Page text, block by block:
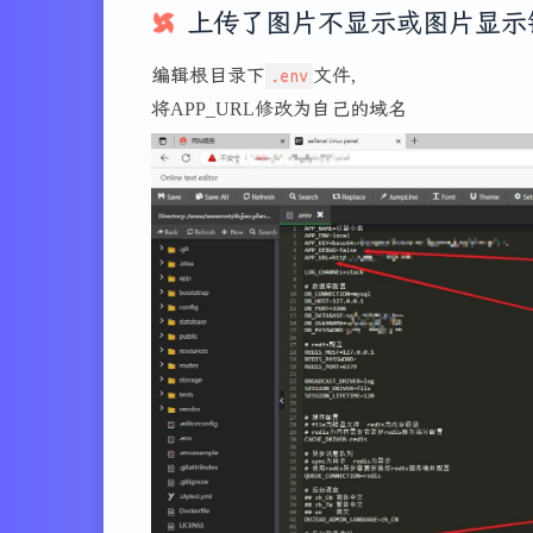
上传了图片不显示或图片显
编辑根目录下 .env 文件,
将APP_URL修改为自己的域名